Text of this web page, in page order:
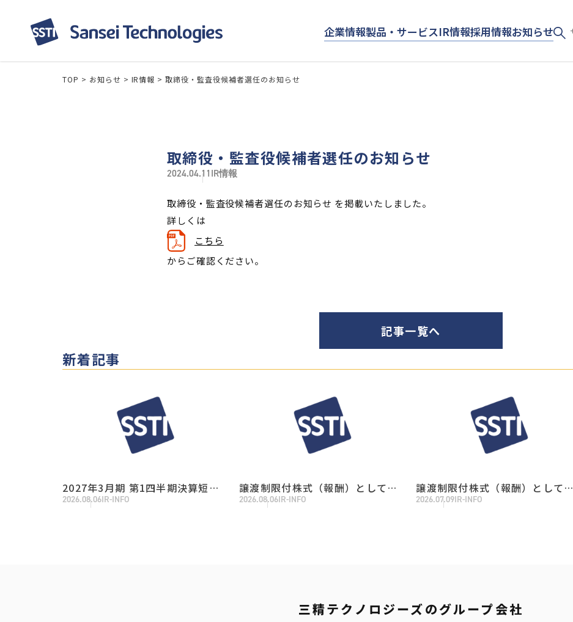
企業情報製品・サービスIR情報採用情報お知らせ
TOP > お知らせ > IR情報 >取締役・監査役候補者選任のお知らせ
取締役・監査役候補者選任のお知らせ
2024.04.11 IR情報
取締役・監査役候補者選任のお知らせ を掲載いたしました。
詳しくは
こちら
からご確認ください。
記事一覧へ
新着記事
2027年3月期 第1四半期決算短信
〔日本基準〕（連結）
2026.08.06IR-INFO
譲渡制限付株式（報酬）としての
自己株式の処分の払込完了に関す
2026.08.06IR-INFO
譲渡制限付株式（報酬）としての
自己株式の処分に関するお知らせ
2026.07.09IR-INFO
三精テクノロジーズのグループ会社